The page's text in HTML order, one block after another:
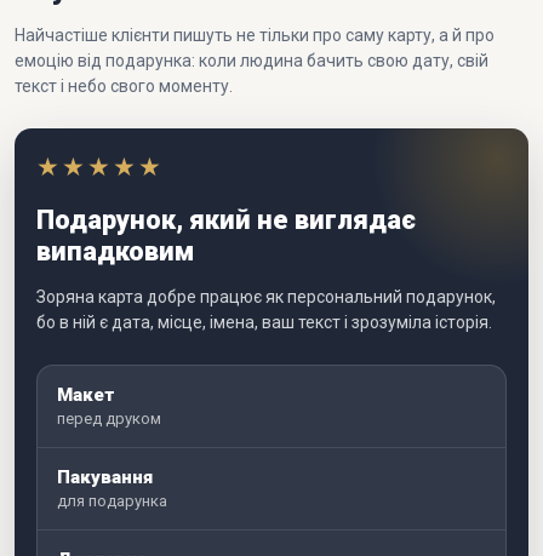
Найчастіше клієнти пишуть не тільки про саму карту, а й про
емоцію від подарунка: коли людина бачить свою дату, свій
текст і небо свого моменту.
★★★★★
Подарунок, який не виглядає
випадковим
Зоряна карта добре працює як персональний подарунок,
бо в ній є дата, місце, імена, ваш текст і зрозуміла історія.
Макет
перед друком
Пакування
для подарунка